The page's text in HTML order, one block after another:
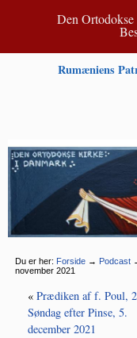
Den
Rumæniens
Du er her: Forside → Podcast
november 2021
« Prædiken af f. Poul,
Søndag efter Pinse, 5.
december 2021